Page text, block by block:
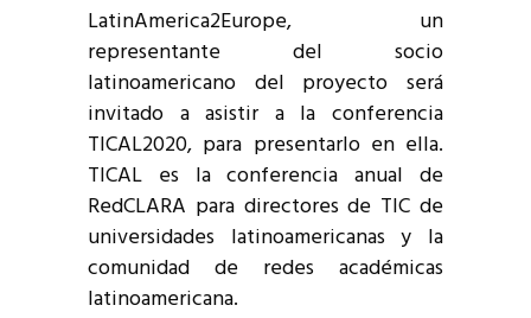
LatinAmerica2Europe, un
representante del socio
latinoamericano del proyecto será
invitado a asistir a la conferencia
TICAL2020, para presentarlo en ella.
TICAL es la conferencia anual de
RedCLARA para directores de TIC de
universidades latinoamericanas y la
comunidad de redes académicas
latinoamericana.